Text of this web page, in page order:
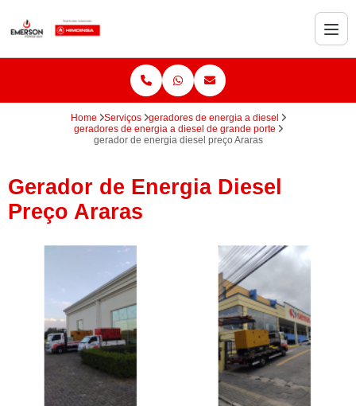
Home Serviços
geradores de energia a diesel
geradores de energia a diesel de grande porte
gerador de energia diesel preço Araras
Gerador de Energia Diesel
Preço Araras